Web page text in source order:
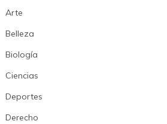
Arte
Belleza
Biología
Ciencias
Deportes
Derecho